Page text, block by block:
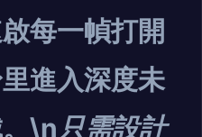
每一幀打開
進入深度未
\n只需設計